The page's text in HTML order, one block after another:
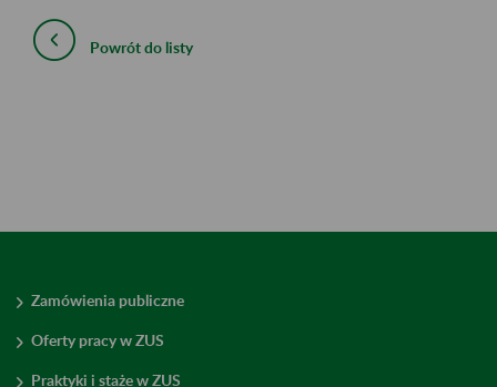
Powrót do listy
Zamówienia publiczne
Oferty pracy w ZUS
Praktyki i staże w ZUS